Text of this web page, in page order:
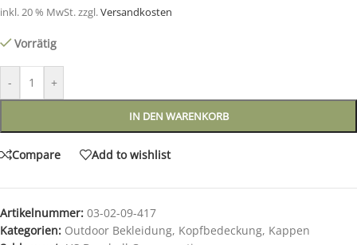
inkl. 20 % MwSt.zzgl.Versandkosten
Vorrätig
- +
IN DEN WARENKORB
Compare Add to wishlist
Artikelnummer: 03-02-09-417
Kategorien: Outdoor Bekleidung, Kopfbedeckung, Kappen